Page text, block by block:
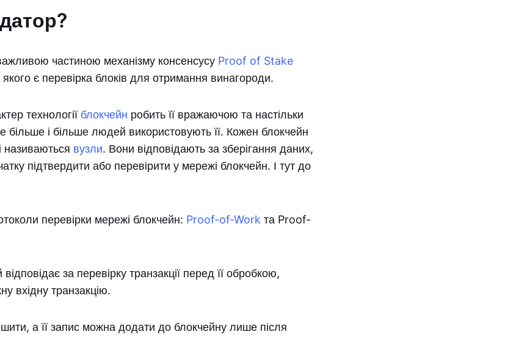
частиною механізму консенсусу Proof of Stake
якого є перевірка блоків для отримання винагороди.
технології блокчейн робить її вражаючою та настільки
більше і більше людей використовують її. Кожен блокчейн
називаються вузли. Вони відповідають за зберігання даних,
підтвердити або перевірити у мережі блокчейн. І тут до
перевірки мережі блокчейн: Proof-of-Work та Proof-
за перевірку транзакції перед її обробкою,
вхідну транзакцію.
а її запис можна додати до блокчейну лише після